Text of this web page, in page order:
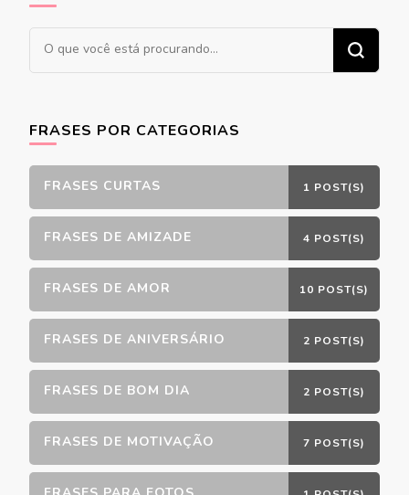
Procurando
algo?
FRASES POR CATEGORIAS
FRASES CURTAS 1 POST(S)
FRASES DE AMIZADE 4 POST(S)
FRASES DE AMOR 10 POST(S)
FRASES DE ANIVERSÁRIO 2 POST(S)
FRASES DE BOM DIA 2 POST(S)
FRASES DE MOTIVAÇÃO 7 POST(S)